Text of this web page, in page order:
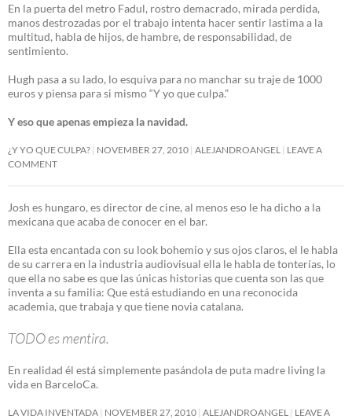
En la puerta del metro Fadul, rostro demacrado, mirada perdida,
manos destrozadas por el trabajo intenta hacer sentir lastima a la
multitud, habla de hijos, de hambre, de responsabilidad, de
sentimiento.
Hugh pasa a su lado, lo esquiva para no manchar su traje de 1000
euros y piensa para si mismo “Y yo que culpa.”
Y eso que apenas empieza la navidad.
¿Y YO QUE CULPA? NOVEMBER 27, 2010 ALEJANDROANGEL
LEAVE A
COMMENT
Josh es hungaro, es director de cine, al menos eso le ha dicho a la
mexicana que acaba de conocer en el bar.
Ella esta encantada con su look bohemio y sus ojos claros, el le habla
de su carrera en la industria audiovisual ella le habla de tonterías, lo
que ella no sabe es que las únicas historias que cuenta son las que
inventa a su familia: Que está estudiando en una reconocida
academia, que trabaja y que tiene novia catalana.
TODO es mentira.
En realidad él está simplemente pasándola de puta madre living la
vida en BarceloCa.
LA VIDA INVENTADA NOVEMBER 27, 2010 ALEJANDROANGEL
LEAVE A